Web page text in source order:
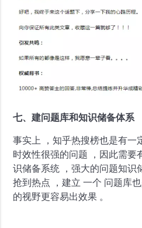
七、建问题库和知识储备体系
事实上 ，知乎热搜榜也是有一
时效性很强的问题 ，因此需要
识储备系统 ，强大的问题知识
抢到热点 ，建立 一个 问题库
的视野更容易出效果 。